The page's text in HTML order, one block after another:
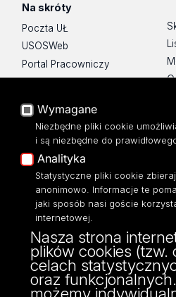
Na skróty
Poczta UŁ
USOSWeb
Portal Pracowniczy
Baza Aktów Własnych
Moodle
Eksperci UŁ
Polityka Prywatności
Dostępność
ul. Narutowicza 68, 90-136 Łódź
NIP: 724 000 32 43
Adres do doręczeń
AE:PL-74796-17640-IHHIV-17
Wymagane
Niezbędne pliki cookie
i są niezbędne do
Analityka
Statystyczne pliki cookie
anonimowo. Informacje te
jaki sposób nasi goście
internetowej.
Nasza strona
plików cookies (tzw.
celach
oraz